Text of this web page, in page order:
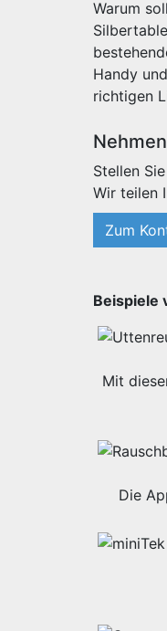
Warum
Handy
richtigen
Stellen
Wir teilen
Zum
Beispiele
Mit
Die